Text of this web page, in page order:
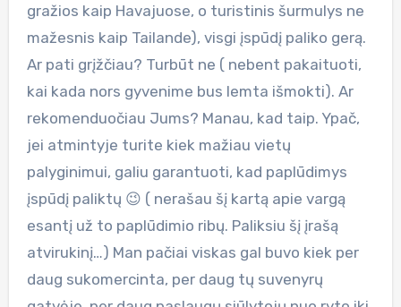
gražios kaip Havajuose, o turistinis šurmulys ne
mažesnis kaip Tailande), visgi įspūdį paliko gerą.
Ar pati grįžčiau? Turbūt ne ( nebent pakaituoti,
kai kada nors gyvenime bus lemta išmokti). Ar
rekomenduočiau Jums? Manau, kad taip. Ypač,
jei atmintyje turite kiek mažiau vietų
palyginimui, galiu garantuoti, kad paplūdimys
įspūdį paliktų 😉 ( nerašau šį kartą apie vargą
esantį už to paplūdimio ribų. Paliksiu šį įrašą
atvirukinį…) Man pačiai viskas gal buvo kiek per
daug sukomercinta, per daug tų suvenyrų